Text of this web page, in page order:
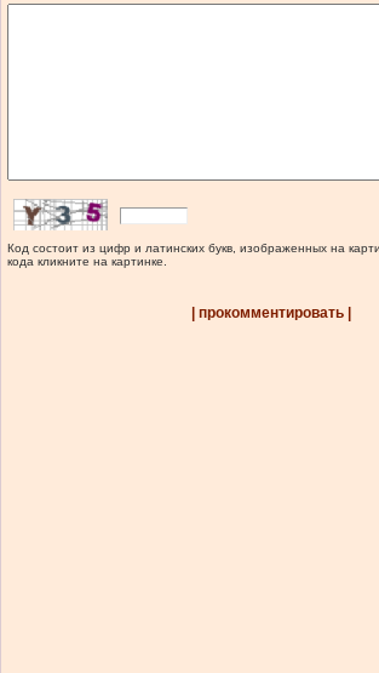
Код состоит из цифр и латинских букв, изображенных на
кода кликните на картинке.
| прокомментировать |